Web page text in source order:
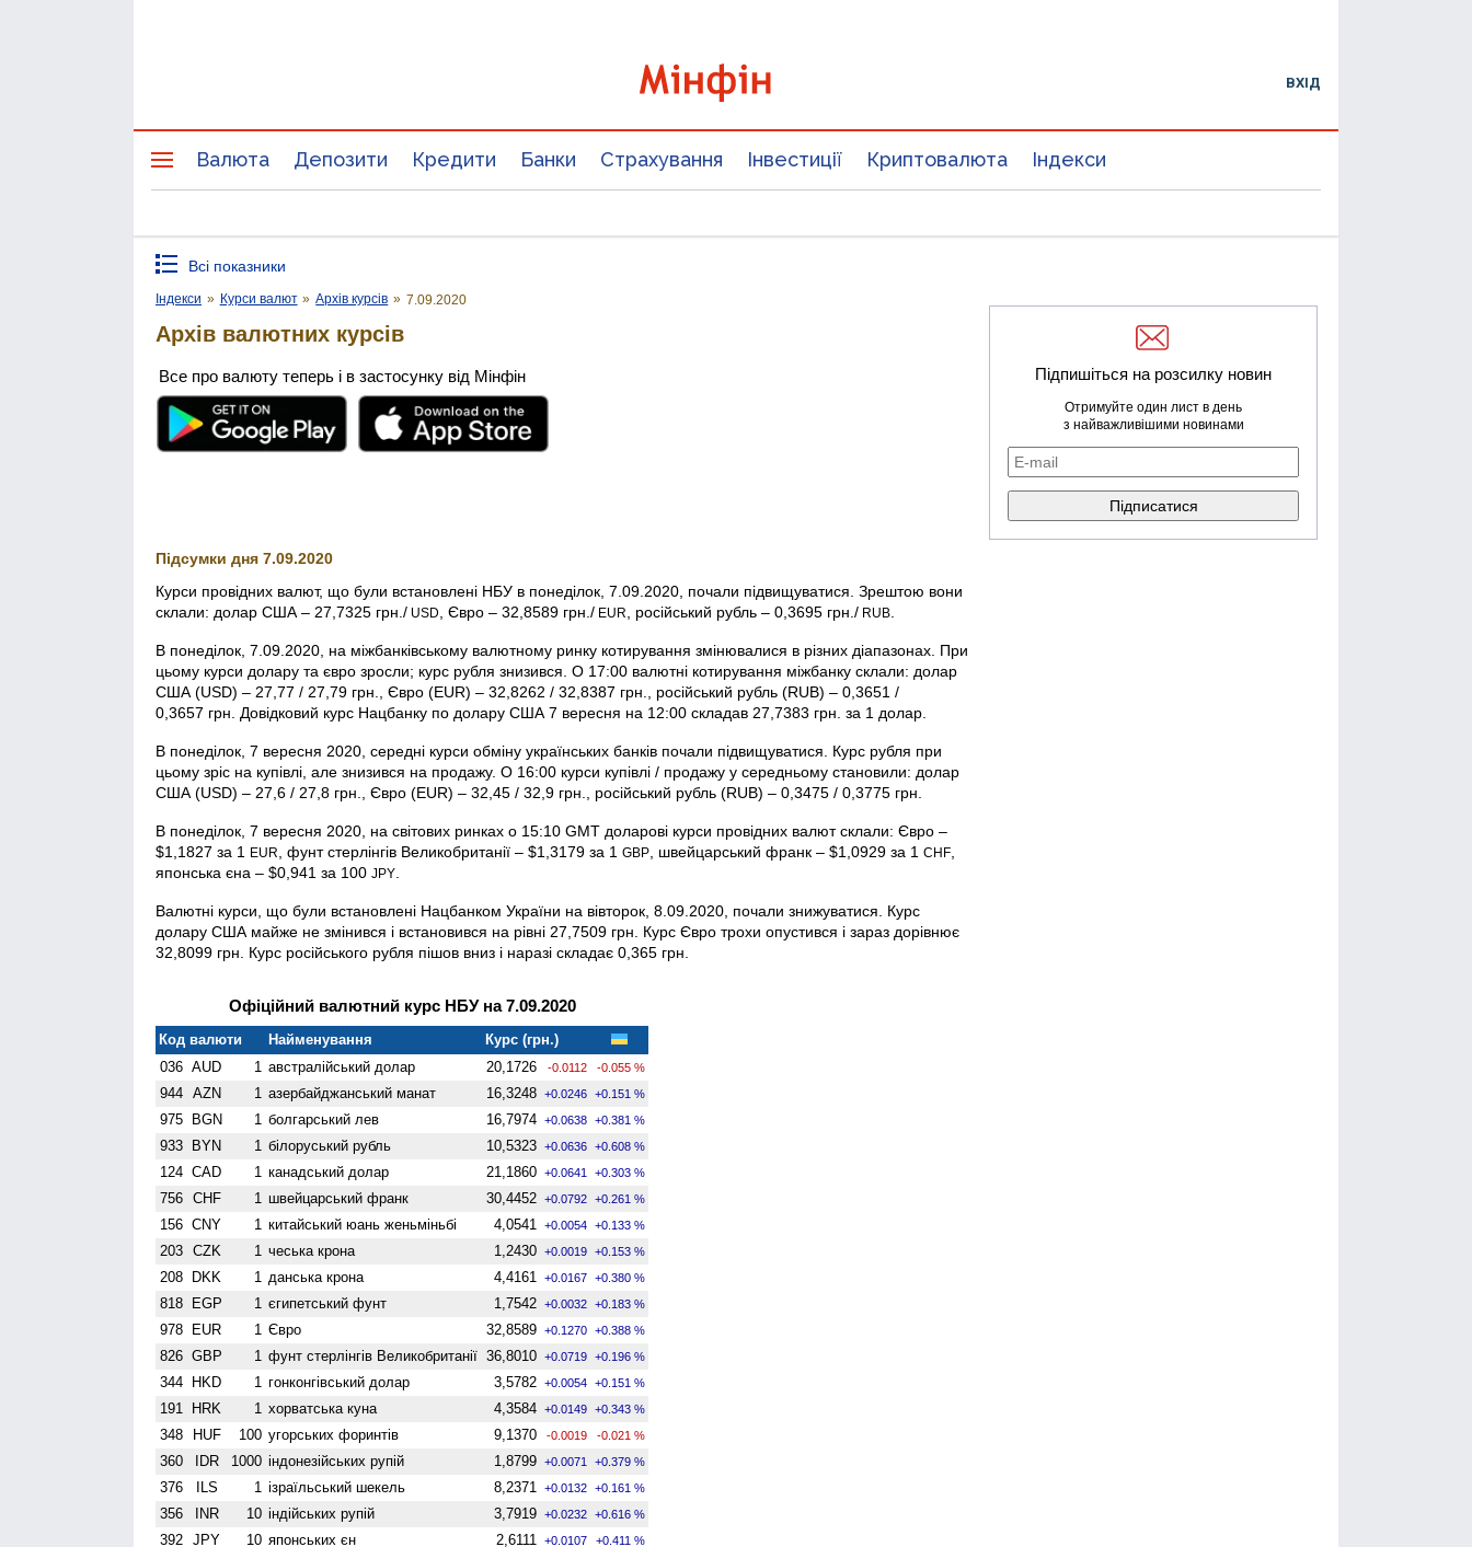
ВХІД
Валюта Депозити Кредити Банки Страхування Інвестиції Криптовалюта Індекси
Всі показники
Індекси » Курси валют » Архів курсів » 7.09.2020
Архів валютних курсів
Все про валюту теперь і в застосунку від Мінфін
Підсумки дня 7.09.2020
Курси провідних валют, що були встановлені НБУ в понеділок, 7.09.2020, почали підвищуватися. Зрештою вони
склали: долар США – 27,7325 грн./ USD , Євро – 32,8589 грн./ EUR , російський рубль – 0,3695 грн./ RUB
В понеділок, 7.09.2020, на міжбанківському валютному ринку котирування змінювалися в різних діапазонах. При
цьому курси долару та євро зросли; курс рубля знизився. О 17:00 валютні котирування міжбанку склали: долар
США (USD) – 27,77 / 27,79 грн., Євро (EUR) – 32,8262 / 32,8387 грн., російський рубль (RUB) – 0,3651 /
0,3657 грн. Довідковий курс Нацбанку по долару США 7 вересня на 12:00 складав 27,7383 грн. за 1 долар.
В понеділок, 7 вересня 2020, середні курси обміну українських банків почали підвищуватися. Курс рубля при
цьому зріс на купівлі, але знизився на продажу. О 16:00 курси купівлі / продажу у середньому становили: долар
США (USD) – 27,6 / 27,8 грн., Євро (EUR) – 32,45 / 32,9 грн., російський рубль (RUB) – 0,3475 / 0,3775 грн.
В понеділок, 7 вересня 2020, на світових ринках о 15:10 GMT доларові курси провідних валют склали: Євро –
$1,1827 за 1 EUR , фунт стерлінгів Велико­британії – $1,3179 за 1 GBP , швейцарський франк – $1,0929 за 1 CHF
японська єна – $0,941 за 100 JPY
Валютні курси, що були встановлені Нацбанком України на вівторок, 8.09.2020, почали знижуватися. Курс
долару США майже не змінився і встановився на рівні 27,7509 грн. Курс Євро трохи опустився і зараз дорівнює
32,8099 грн. Курс російського рубля пішов вниз і наразі складає 0,365 грн.
Офіційний валютний курс НБУ на 7.09.2020
Код валюти Найменування
Курс (грн.)
036 AUD 1 австралійський долар 20,1726 -0.0112 -0.055 %
944 AZN 1 азербайджанський манат 16,3248 +0.0246 +0.151 %
975 BGN 1 болгарський лев 16,7974 +0.0638 +0.381 %
933 BYN 1 білоруський рубль 10,5323 +0.0636 +0.608 %
124 CAD 1 канадський долар 21,1860 +0.0641 +0.303 %
756 CHF 1 швейцарський франк 30,4452 +0.0792 +0.261 %
156 CNY 1 китайський юань женьмiньбi 4,0541 +0.0054 +0.133 %
203 CZK 1 чеська крона 1,2430 +0.0019 +0.153 %
208 DKK 1 данська крона 4,4161 +0.0167 +0.380 %
818 EGP 1 єгипетський фунт 1,7542 +0.0032 +0.183 %
978 EUR 1 Євро 32,8589 +0.1270 +0.388 %
826 GBP 1 фунт стерлінгів Велико­британії 36,8010 +0.0719 +0.196 %
344 HKD 1 гонконгівський долар 3,5782 +0.0054 +0.151 %
191 HRK 1 хорватська куна 4,3584 +0.0149 +0.343 %
348 HUF 100 угорських форинтів 9,1370 -0.0019 -0.021 %
360 IDR 1000 індонезійських рупій 1,8799 +0.0071 +0.379 %
376 ILS 1 ізраїльський шекель 8,2371 +0.0132 +0.161 %
356 INR 10 індійських рупій 3,7919 +0.0232 +0.616 %
392 JPY 10 японських єн 2,6111 +0.0107 +0.411 %
Підпишіться на розсилку новин
Отримуйте один лист в день
з найважливішими новинами